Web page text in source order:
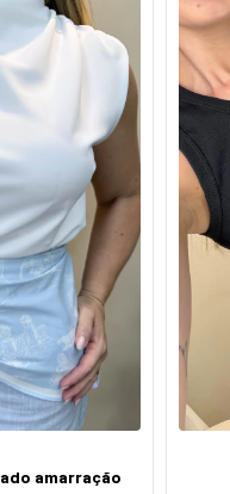
amarração